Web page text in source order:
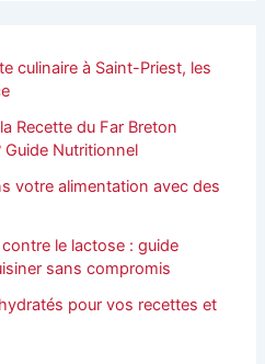
culinaire à Saint-Priest, les
Recette du Far Breton
Guide Nutritionnel
votre alimentation avec des
le lactose : guide
sans compromis
pour vos recettes et